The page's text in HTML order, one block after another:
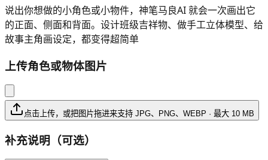
说出你想做的小角色或小物件，神笔马良AI 就会一次画出它
的正面、侧面和背面。设计班级吉祥物、做手工立体模型、给
故事主角画设定，都变得超简单
上传角色或物体图片
点击上传，或把图片拖进来支持 JPG、PNG、WEBP · 最大 10 MB
补充说明（可选）